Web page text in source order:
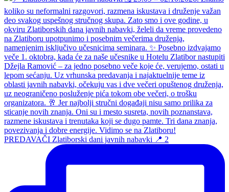
PREDAVAČI Zlatiborski dani javnih nabavki 📍 2